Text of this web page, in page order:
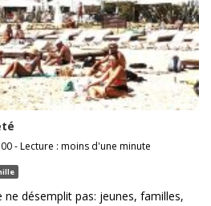
- Lecture : moins d'une minute
ne désemplit pas: jeunes, familles,